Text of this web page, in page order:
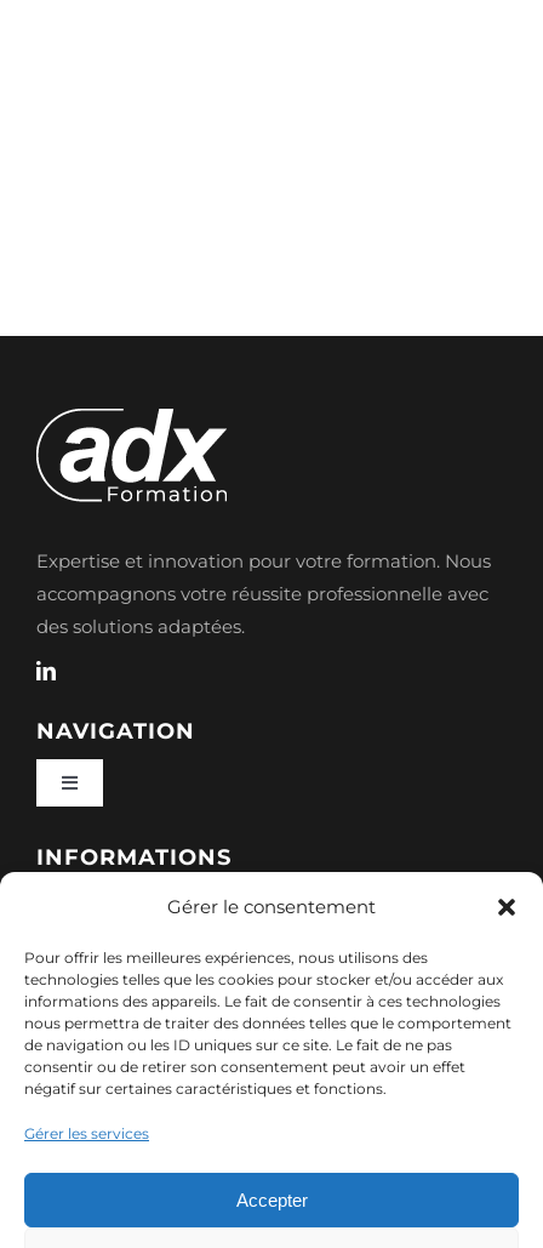
Gérer le consentement
Pour offrir les meilleures expériences, nous utilisons des
technologies telles que les cookies pour stocker et/ou accéder aux
informations des appareils. Le fait de consentir à ces technologies
nous permettra de traiter des données telles que le comportement
de navigation ou les ID uniques sur ce site. Le fait de ne pas
consentir ou de retirer son consentement peut avoir un effet
négatif sur certaines caractéristiques et fonctions.
Gérer les services
Accepter
Expertise et innovation pour votre formation. Nous
accompagnons votre réussite professionnelle avec
des solutions adaptées.
NAVIGATION
Toggle
Qui sommes-nous ?
Nos sessions
Ressources
Contact
INFORMATIONS
Politique de cookies (UE)
Mentions légales
Politique de confidentialité des données (RGPD)
CONTACT
7, rue de Marigné-Peuton – 53200 Château-
Gontier
contact@adx-formation.com